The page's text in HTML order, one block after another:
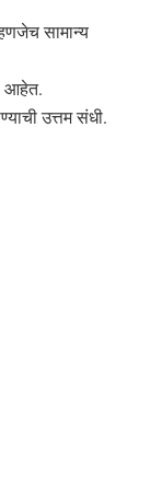
सामान्य
आहेत.
उत्तम संधी.